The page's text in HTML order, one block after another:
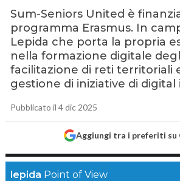
Sum-Seniors United è
programma Erasmus. In
Lepida che porta la propria
nella formazione digitale
facilitazione di reti territoriali
gestione di iniziative di digital
Pubblicato il 4 dic 2025
Aggiungi tra i preferiti su
lepida Point of View